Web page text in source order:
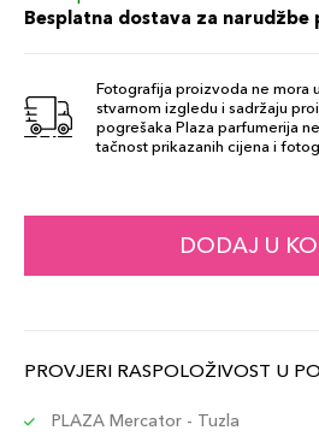
Besplatna dostava za narudžbe
Fotografija proizvoda ne mora
stvarnom izgledu i sadržaju
pogrešaka Plaza parfumerija
tačnost prikazanih cijena i
DODAJ U
PROVJERI RASPOLOŽIVOST U
PLAZA Mercator - Tuzla